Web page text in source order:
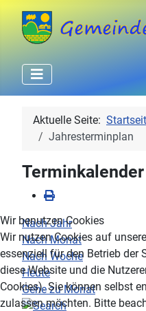
Aktuelle Seite:
Jahresterminplan
Terminkalender
Nach Jahr
Nach Monat
Nach Woche
Heute
Gehe zu Monat
Wir benutzen Cookies
Wir nutzen Cookies auf
essenziell für den Betrieb der
diese Website und die
Cookies). Sie können selbst
zulassen möchten. Bitte